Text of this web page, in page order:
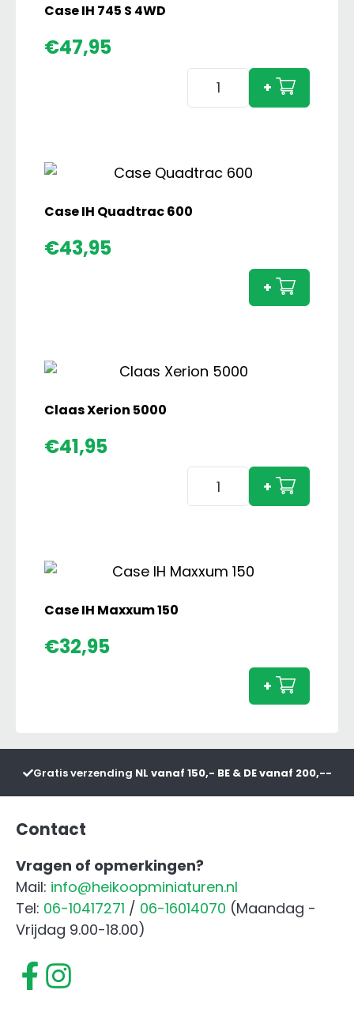
Case IH 745 S 4WD
€47,95
Case
4WD
aantal
+
Case IH Quadtrac 600
€43,95
600
+
Claas Xerion 5000
€41,95
Claas
Xerion
+
Case IH Maxxum 150
€32,95
150
+
Gratis verzending NL vanaf 150,- BE & DE vanaf 200,--
Contact
Vragen of opmerkingen?
Mail: info@heikoopminiaturen.nl
Tel: 06-10417271 / 06-16014070 (Maandag -
Vrijdag 9.00-18.00)